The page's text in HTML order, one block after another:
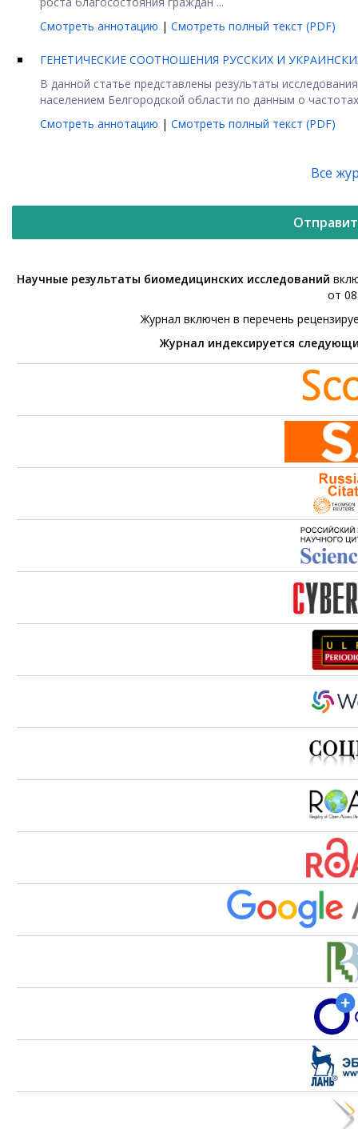
Смотреть аннотацию | Смотреть полный текст (PDF)
ГЕНЕТИЧЕСКИЕ СООТНОШЕНИЯ РУССКИХ И
В данной статье представлены результаты
населением Белгородской области по данным о
Смотреть аннотацию | Смотреть полный текст (PDF)
Все
Научные результаты биомедицинских исследований
от
Журнал включен в перечень
Журнал индексируется